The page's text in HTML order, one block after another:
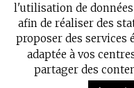
Copyright 2019 ©
l'utilisation de
afin de réaliser des
proposer des
adaptée à vos
partager des